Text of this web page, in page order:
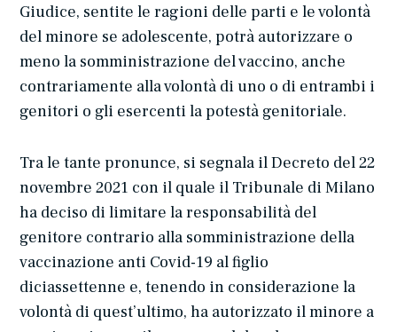
Giudice, sentite le ragioni delle parti e le volontà
del minore se adolescente, potrà autorizzare o
meno la somministrazione del vaccino, anche
contrariamente alla volontà di uno o di entrambi i
genitori o gli esercenti la potestà genitoriale.
Tra le tante pronunce, si segnala il Decreto del 22
novembre 2021 con il quale il Tribunale di Milano
ha deciso di limitare la responsabilità del
genitore contrario alla somministrazione della
vaccinazione anti Covid-19 al figlio
diciassettenne e, tenendo in considerazione la
volontà di quest’ultimo, ha autorizzato il minore a